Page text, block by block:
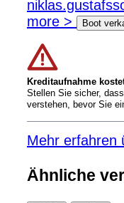
more >
Boot
Kreditaufnahme
Stellen Sie sicher,
verstehen, bevor Sie
Mehr erfahren
Ähnliche